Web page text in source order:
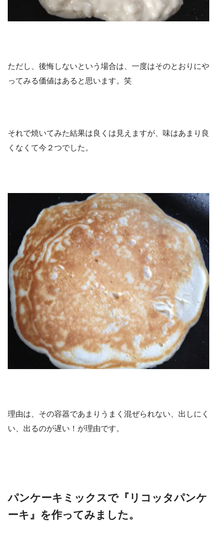
ただし、後悔しないという場合は、一度はそのとおりにや
ってみる価値はあると思います。笑
それで焼いてみた結果は良くは見えますが、味はあまり良
くなくて今２つでした。
理由は、その容器であまりうまく混ぜられない、出しにく
い、出るのが遅い！が理由です。
パンケーキミックスで『リコッタパンケ
ーキ』を作ってみました。